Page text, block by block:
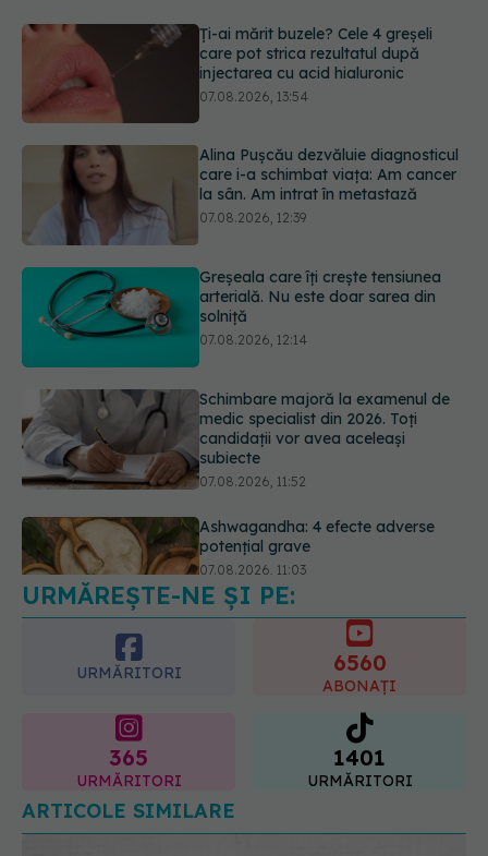
Alina Pușcău dezvăluie diagnosticul
care i-a schimbat viața: Am cancer
la sân. Am intrat în metastază
07.08.2026, 12:39
Greșeala care îți crește tensiunea
arterială. Nu este doar sarea din
solniță
07.08.2026, 12:14
Schimbare majoră la examenul de
medic specialist din 2026. Toți
candidații vor avea aceleași
subiecte
Ashwagandha: 4 efecte adverse
potențial grave
07.08.2026, 11:03
Ți-ai mărit buzele? Cele 4 greșeli
care pot strica rezultatul după
injectarea cu acid hialuronic
07.08.2026, 13:54
URMĂREȘTE-NE ȘI PE:
URMĂRITORI
ABONAȚI
365 1401
URMĂRITORI
ARTICOLE SIMILARE